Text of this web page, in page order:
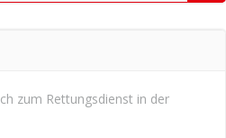
zum Rettungsdienst in der